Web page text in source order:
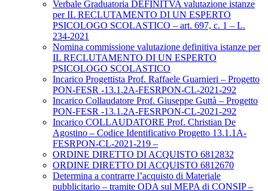
Verbale Graduatoria DEFINITVA valutazione istanze
per IL RECLUTAMENTO DI UN ESPERTO
PSICOLOGO SCOLASTICO – art. 697, c. 1 – L.
234-2021
Nomina commissione valutazione definitiva istanze per
IL RECLUTAMENTO DI UN ESPERTO
PSICOLOGO SCOLASTICO
Incarico Progettista Prof. Raffaele Guarnieri – Progetto
PON-FESR -13.1.2A-FESRPON-CL-2021-292
Incarico Collaudatore Prof. Giuseppe Guttà – Progetto
PON-FESR -13.1.2A-FESRPON-CL-2021-292
Incarico COLLAUDATORE Prof. Christian De
Agostino – Codice Identificativo Progetto 13.1.1A-
FESRPON-CL-2021-219 –
ORDINE DIRETTO DI ACQUISTO 6812832
ORDINE DIRETTO DI ACQUISTO 6812670
Determina a contrarre l’acquisto di Materiale
pubblicitario – tramite ODA sul MEPA di CONSIP –